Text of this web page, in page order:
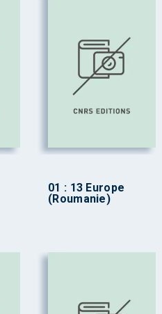
01 : 13 Europe
(Roumanie)